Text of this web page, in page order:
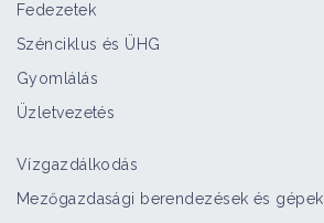
Fedezetek
Szénciklus és ÜHG
Gyomlálás
Üzletvezetés
Vízgazdálkodás
Mezőgazdasági berendezések és gépek